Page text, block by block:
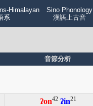
Himalayan
系
Sino Phonology
漢語上古音
音節分析
ʔon42 ʔin21